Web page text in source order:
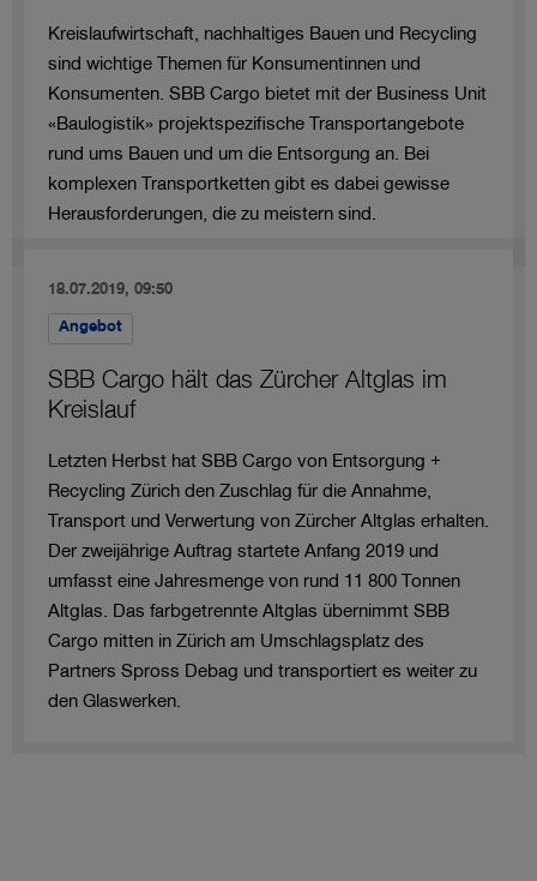
Kreislaufwirtschaft, nachhaltiges Bauen und Recycling
sind wichtige Themen für Konsumentinnen und
Konsumenten. SBB Cargo bietet mit der Business Unit
«Baulogistik» projektspezifische Transportangebote
rund ums Bauen und um die Entsorgung an. Bei
komplexen Transportketten gibt es dabei gewisse
Herausforderungen, die zu meistern sind.
18.07.2019, 09:50
Angebot
SBB Cargo hält das Zürcher Altglas im
Kreislauf
Letzten Herbst hat SBB Cargo von Entsorgung +
Recycling Zürich den Zuschlag für die Annahme,
Transport und Verwertung von Zürcher Altglas erhalten.
Der zweijährige Auftrag startete Anfang 2019 und
umfasst eine Jahresmenge von rund 11 800 Tonnen
Altglas. Das farbgetrennte Altglas übernimmt SBB
Cargo mitten in Zürich am Umschlagsplatz des
Partners Spross Debag und transportiert es weiter zu
den Glaswerken.